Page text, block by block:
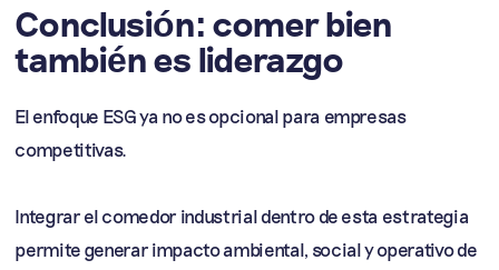
Conclusión: comer bien
también es liderazgo
El enfoque ESG ya no es opcional para empresas
competitivas.
Integrar el comedor industrial dentro de esta estrategia
permite generar impacto ambiental, social y operativo de